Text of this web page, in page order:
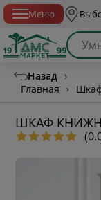
Меню
Назад ›
Главная
›
ШКАФ